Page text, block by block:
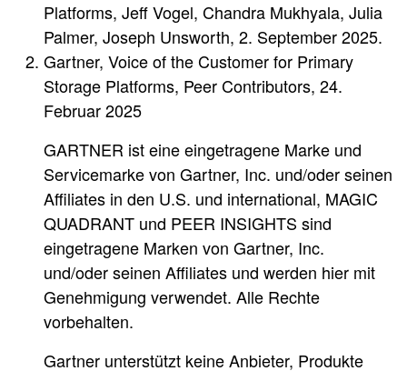
Platforms, Jeff Vogel, Chandra Mukhyala, Julia
Palmer, Joseph Unsworth, 2. September 2025.
Gartner, Voice of the Customer for Primary
Storage Platforms, Peer Contributors, 24.
Februar 2025
GARTNER ist eine eingetragene Marke und
Servicemarke von Gartner, Inc. und/oder seinen
Affiliates in den U.S. und international, MAGIC
QUADRANT und PEER INSIGHTS sind
eingetragene Marken von Gartner, Inc.
und/oder seinen Affiliates und werden hier mit
Genehmigung verwendet. Alle Rechte
vorbehalten.
Gartner unterstützt keine Anbieter, Produkte